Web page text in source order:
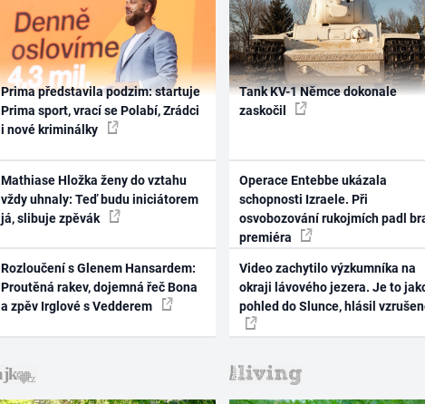
Prima představila podzim: startuje
Prima sport, vrací se Polabí, Zrádci
i nové kriminálky
Mathiase Hložka ženy do vztahu
vždy uhnaly: Teď budu iniciátorem
já, slibuje zpěvák
Rozloučení s Glenem Hansardem:
Proutěná rakev, dojemná řeč Bona
a zpěv Irglové s Vedderem
Tank KV-1 Němce dokonale
zaskočil
Operace Entebbe ukázala
schopnosti Izraele. Při
osvobozování rukojmích padl
premiéra
Video zachytilo výzkumníka na
okraji lávového jezera. Je to
pohled do Slunce, hlásil